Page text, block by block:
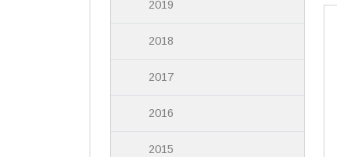
2019
2018
2017
2016
2015